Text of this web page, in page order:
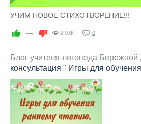
УЧИМ НОВОЕ СТИХОТВОРЕНИЕ!!!
— 2.03K 0
Блог учителя-логопеда Бережной
консультация " Игры для